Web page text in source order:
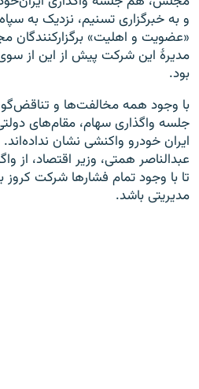
و به خبرگزاری تسنیم، نزدیک به
«عضویت و اهلیت» برگزارکنندگان
مدیرهٔ این شرکت پیش از این از
بود.
با وجود همه مخالفت‌ها و
جلسه واگذاری سهام، مقام‌های
ایران خودرو واکنشی نشان
عبدالناصر همتی، وزیر اقتصاد، از
تا با وجود تمام فشارها شرکت
مدیریتی باشد.